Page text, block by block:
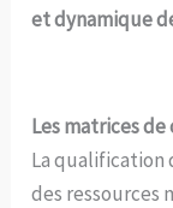
et dynamique
Les matrices
La qualification
des ressources